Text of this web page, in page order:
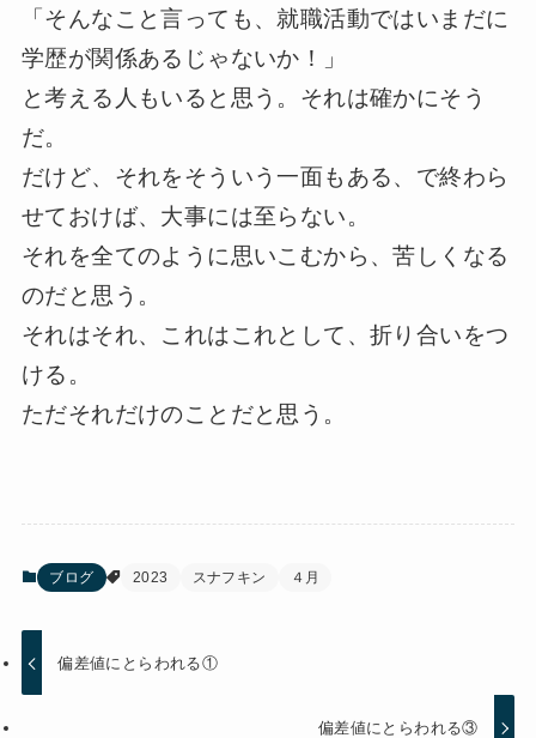
「そんなこと言っても、就職活動ではいまだに
学歴が関係あるじゃないか！」
と考える人もいると思う。それは確かにそう
だ。
だけど、それをそういう一面もある、で終わら
せておけば、大事には至らない。
それを全てのように思いこむから、苦しくなる
のだと思う。
それはそれ、これはこれとして、折り合いをつ
ける。
ただそれだけのことだと思う。
ブログ 2023 スナフキン ４月
偏差値にとらわれる①
偏差値にとらわれる③